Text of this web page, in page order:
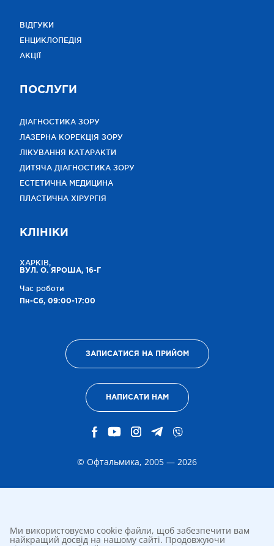
ВІДГУКИ
ЕНЦИКЛОПЕДІЯ
АКЦІЇ
ПОСЛУГИ
ДІАГНОСТИКА ЗОРУ
ЛАЗЕРНА КОРЕКЦІЯ ЗОРУ
ЛІКУВАННЯ КАТАРАКТИ
ДИТЯЧА ДІАГНОСТИКА ЗОРУ
ЕСТЕТИЧНА МЕДИЦИНА
ПЛАСТИЧНА ХІРУРГІЯ
КЛІНІКИ
ХАРКІВ,
ВУЛ. О. ЯРОША, 16-Г
Час роботи
Пн-Сб, 09:00-17:00
ЗАПИСАТИСЯ НА ПРИЙОМ
НАПИСАТИ НАМ
© Офтальмика, 2005 — 2026
Ми використовуємо cookie файли, щоб забезпечити вам
найкращий досвід на нашому сайті. Продовжуючи